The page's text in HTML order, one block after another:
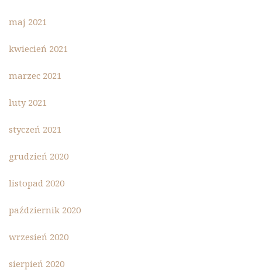
maj 2021
kwiecień 2021
marzec 2021
luty 2021
styczeń 2021
grudzień 2020
listopad 2020
październik 2020
wrzesień 2020
sierpień 2020